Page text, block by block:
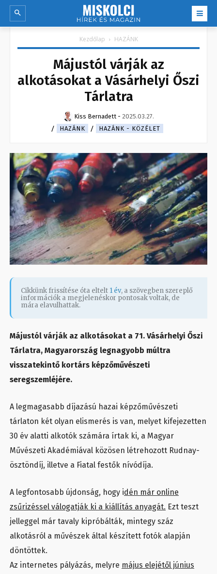
Kezdőlap HAZÁNK
Májustól várják az
alkotásokat a Vásárhelyi Őszi
Tárlatra
Kiss Bernadett - 2025.03.27.
HAZÁNK
HAZÁNK - KÖZÉLET
Cikkünk frissítése óta eltelt 1 év, a szövegben szereplő
információk a megjelenéskor pontosak voltak, de
mára elavulhattak.
Májustól várják az alkotásokat a 71. Vásárhelyi Őszi
Tárlatra, Magyarország legnagyobb múltra
visszatekintő kortárs képzőművészeti
seregszemléjére.
A legmagasabb díjazású hazai képzőművészeti
tárlaton két olyan elismerés is van, melyet kifejezetten
30 év alatti alkotók számára írtak ki, a Magyar
Művészeti Akadémiával közösen létrehozott Rudnay-
ösztöndíj, illetve a Fiatal festők nívódíja.
A legfontosabb újdonság, hogy idén már online
zsűrizéssel válogatják ki a kiállítás anyagát. Ezt teszt
jelleggel már tavaly kipróbálták, mintegy száz
alkotásról a művészek által készített fotók alapján
döntöttek.
Az internetes pályázás, melyre május elejétől június